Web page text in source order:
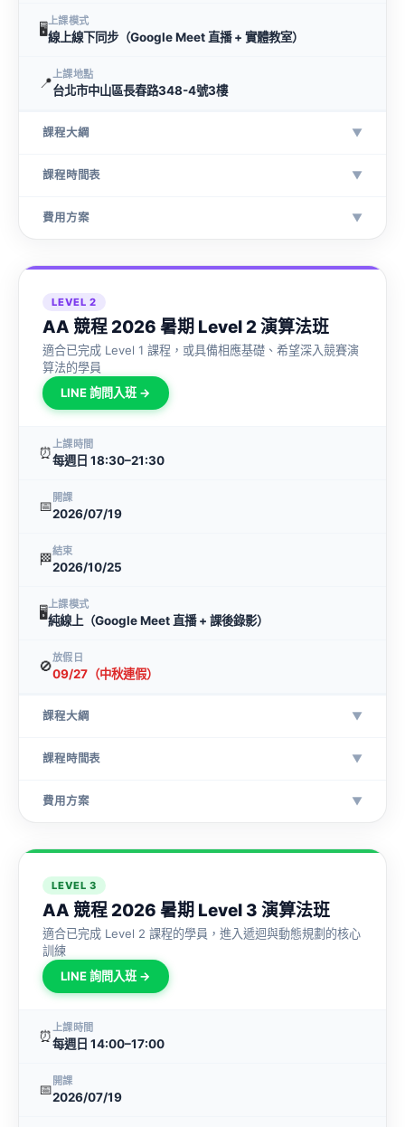
🖥上課模式
線上線下同步（Google Meet 直播 + 實體教室）
📍上課地點
台北市中山區長春路348-4號3樓
課程大綱 ▼
課程時間表 ▼
費用方案 ▼
LEVEL 2
AA 競程 2026 暑期 Level 2 演算法班
適合已完成 Level 1 課程，或具備相應基礎、希望深入競賽演
算法的學員
LINE 詢問入班 →
⏰上課時間
每週日 18:30–21:30
📅 開課
2026/07/19
🏁結束
2026/10/25
🖥上課模式
純線上（Google Meet 直播 + 課後錄影）
🚫放假日
09/27（中秋連假）
課程大綱 ▼
課程時間表 ▼
費用方案 ▼
LEVEL 3
AA 競程 2026 暑期 Level 3 演算法班
適合已完成 Level 2 課程的學員，進入遞迴與動態規劃的核心
訓練
LINE 詢問入班 →
⏰上課時間
每週日 14:00–17:00
📅 開課
2026/07/19